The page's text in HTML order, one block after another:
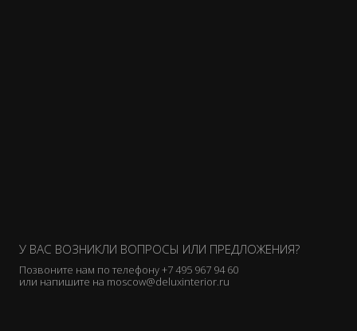
У ВАС ВОЗНИКЛИ ВОПРОСЫ ИЛИ ПРЕДЛОЖЕНИЯ?
Позвоните нам по телефону+7 495 967 94 60
или напишите на moscow@deluxinterior.ru